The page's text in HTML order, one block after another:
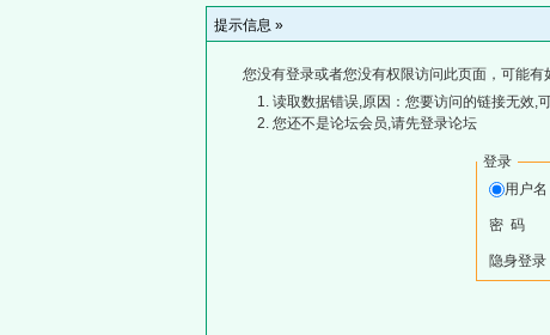
提示信息 »
您没有登录或者您没有权限访问此页面，可能有
读取数据错误,原因：您要访问的链接无效,
您还不是论坛会员,请先登录论坛
登录
用户
密 码
隐身登录